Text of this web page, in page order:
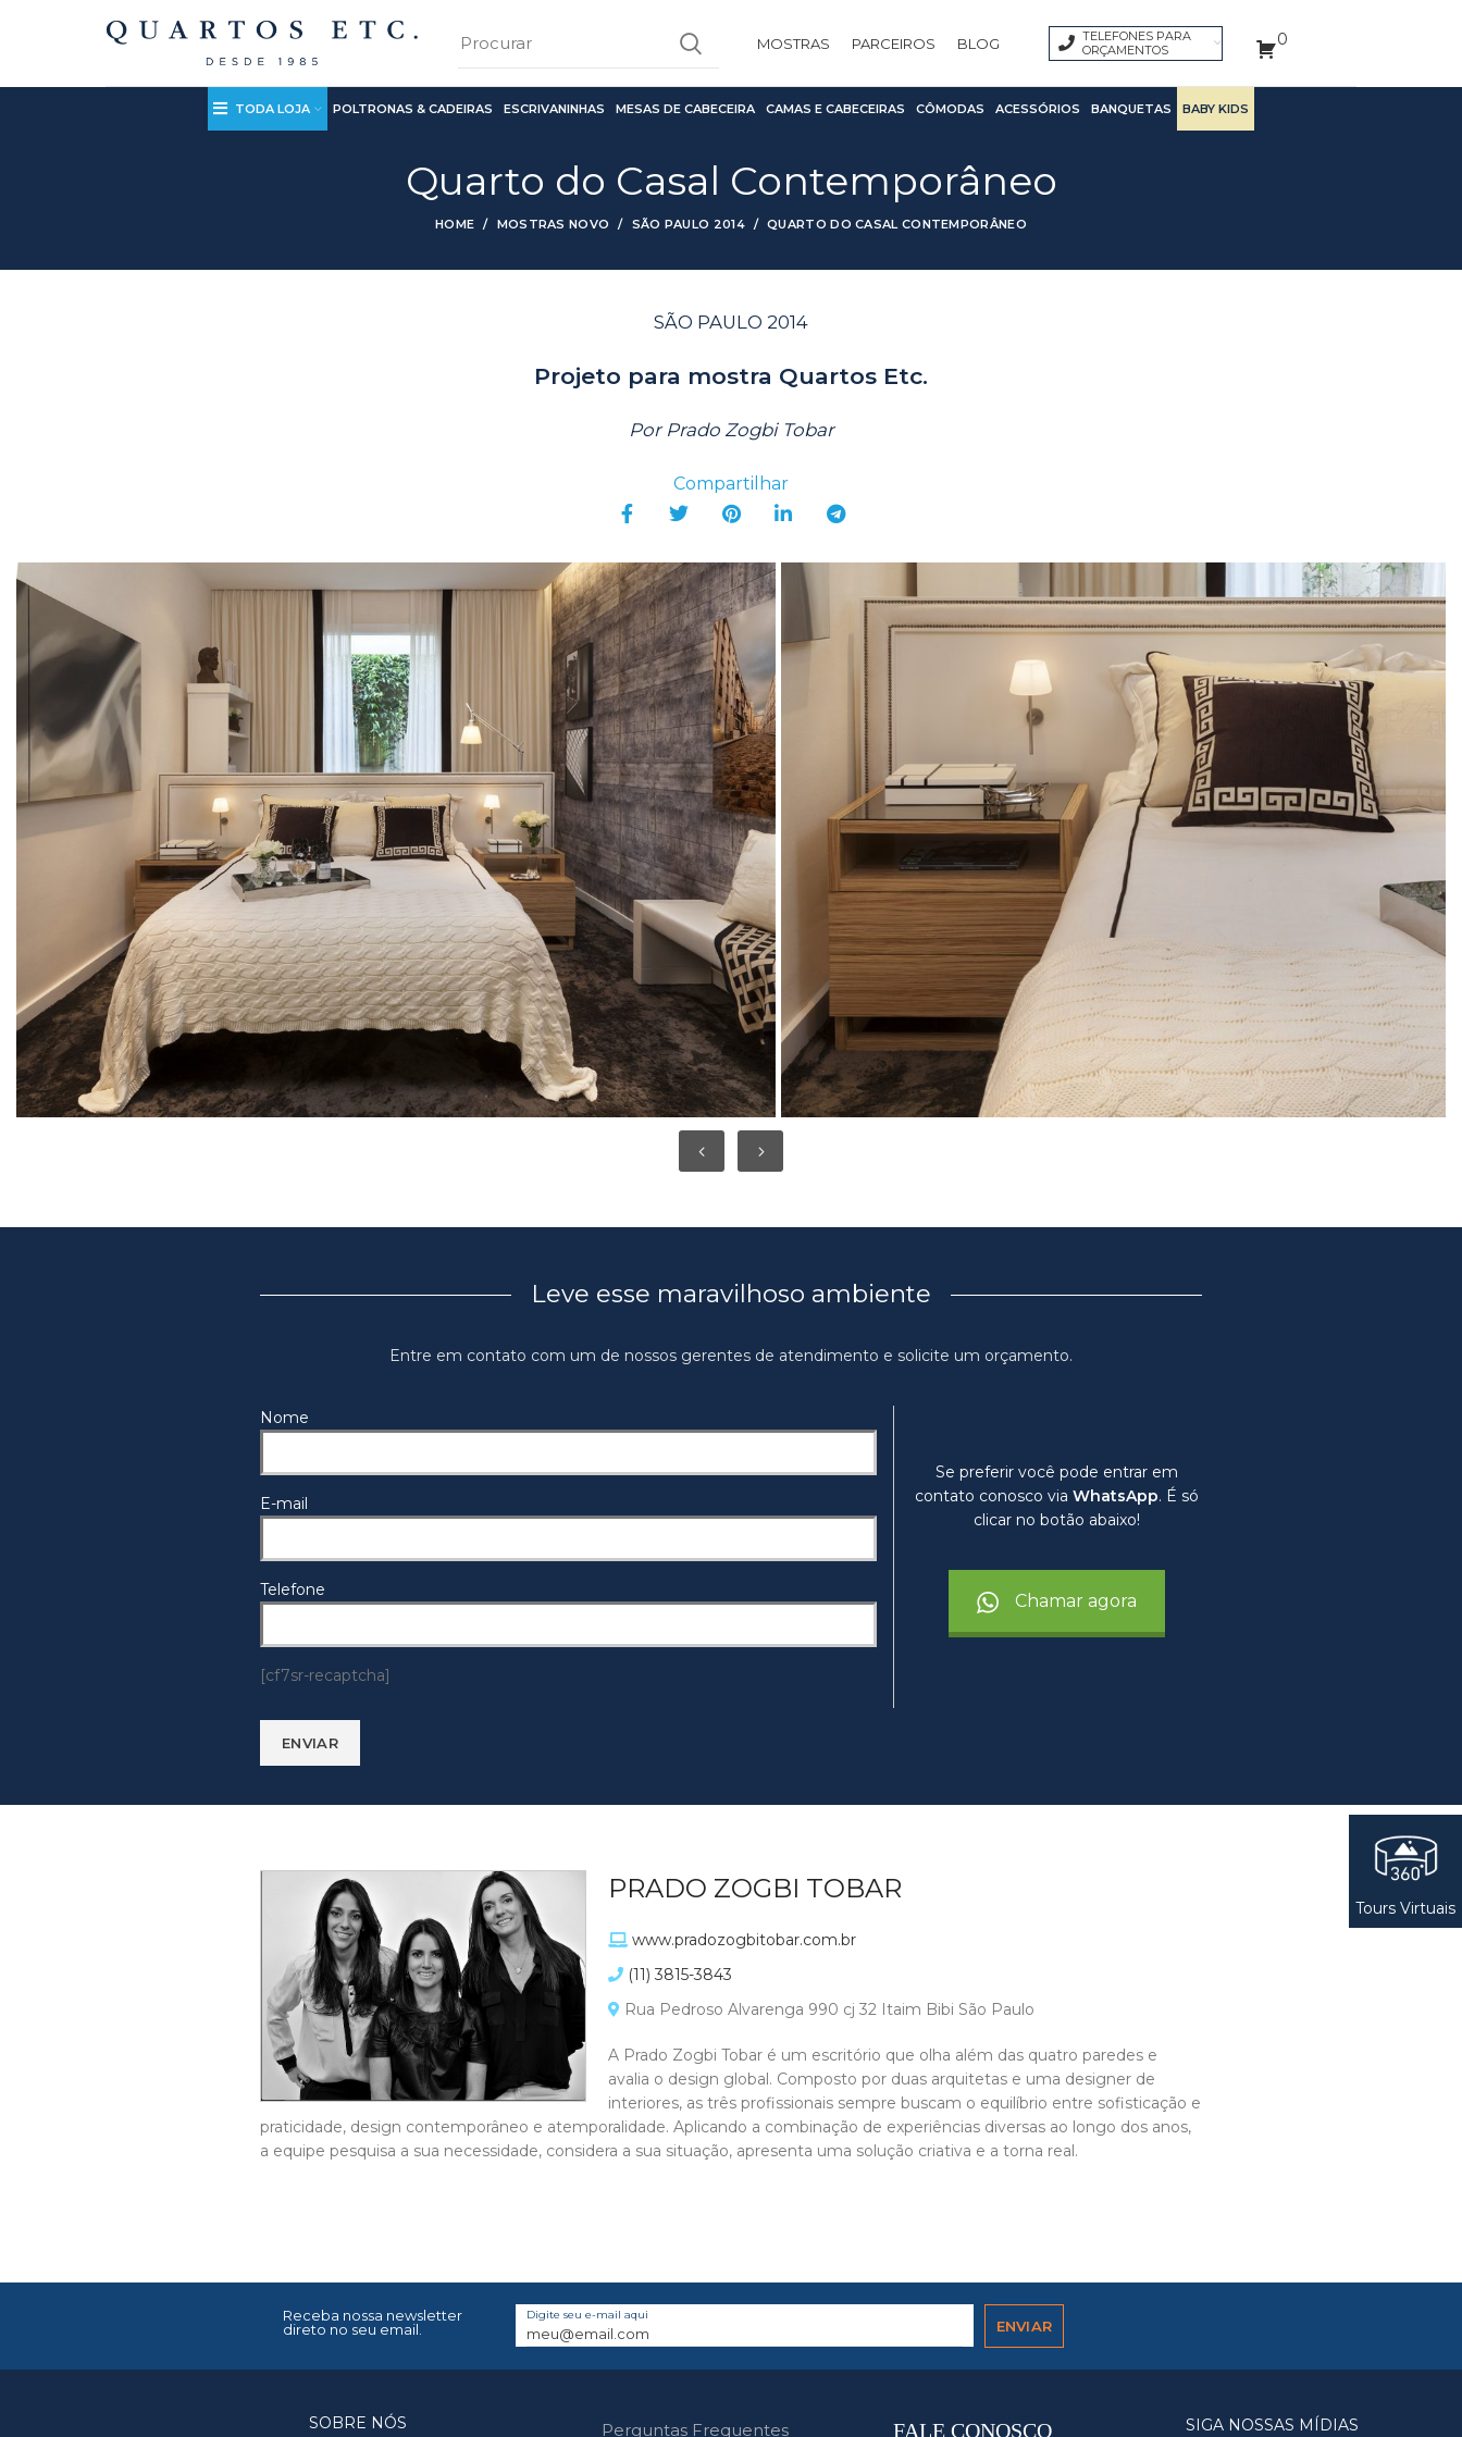
MOSTRAS PARCEIROS BLOG
TELEFONES PARA
ORÇAMENTOS
0
TODA LOJA POLTRONAS & CADEIRAS ESCRIVANINHAS MESAS DE CABECEIRA CAMAS E CABECEIRAS CÔMODAS ACESSÓRIOS BANQUETAS BABY KIDS
Quarto do Casal Contemporâneo
HOME MOSTRAS NOVO SÃO PAULO 2014 QUARTO DO CASAL CONTEMPORÂNEO
SÃO PAULO 2014
Projeto para mostra Quartos Etc.
Por Prado Zogbi Tobar
Leve esse maravilhoso ambiente
Entre em contato com um de nossos gerentes de atendimento e solicite um orçamento.
Nome
E-mail
Telefone
[cf7sr-recaptcha]
Se preferir você pode entrar em
contato conosco via WhatsApp. É só
clicar no botão abaixo!
Chamar agora
PRADO ZOGBI TOBAR
www.pradozogbitobar.com.br
(11) 3815-3843
Rua Pedroso Alvarenga 990 cj 32 Itaim Bibi São Paulo
A Prado Zogbi Tobar é um escritório que olha além das quatro paredes e
avalia o design global. Composto por duas arquitetas e uma designer de
interiores, as três profissionais sempre buscam o equilíbrio entre sofisticação e
praticidade, design contemporâneo e atemporalidade. Aplicando a combinação de experiências diversas ao longo dos anos,
a equipe pesquisa a sua necessidade, considera a sua situação, apresenta uma solução criativa e a torna real.
Receba nossa newsletter
direto no seu email.
Digite seu e-mail aqui
SOBRE NÓS Perguntas Frequentes FALE CONOSCO SIGA NOSSAS MÍDIAS
Tours Virtuais